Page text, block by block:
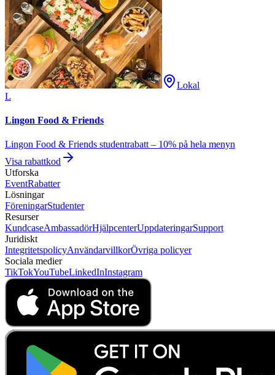
Lokal
L
Lingon Food & Friends
Lingon Food & Friends studentrabatt – 10% på hela menyn
Visa rabattkod
Utforska
EventRabatter
Lösningar
FöreningarStudenter
Resurser
KundcaseAmbassadörHjälpcenterUppdateringarSupport
Juridiskt
IntegritetspolicyAnvändarvillkorÖvriga policyer
Sociala medier
TikTokYouTubeLinkedInInstagram